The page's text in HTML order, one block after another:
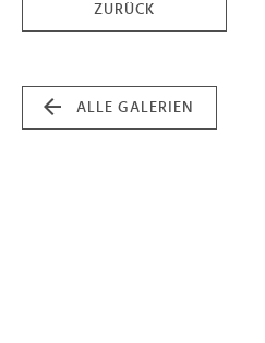
ZURÜCK
ALLE GALERIEN